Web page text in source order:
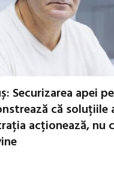
Securizarea apei
că soluțiile
acționează, nu